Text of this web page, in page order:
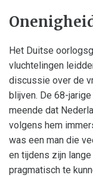
Het Duitse
vluchtelingen
discussie over de
blijven. De 68-
meende dat
volgens hem
was een man die
en tijdens zijn
pragmatisch te